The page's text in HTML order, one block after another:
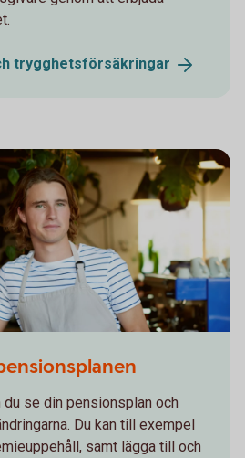
trygghetsförsäkringar
du se din pensionsplan och
Du kan till exempel
samt lägga till och